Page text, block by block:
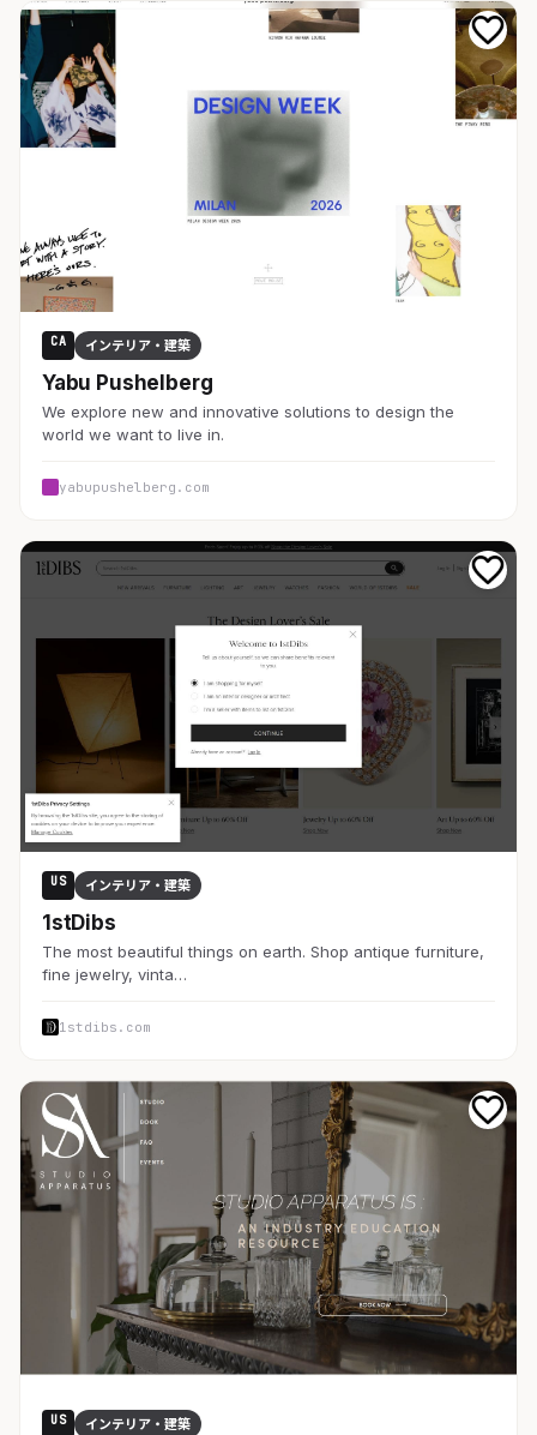
CA インテリア・建築
Yabu Pushelberg
We explore new and innovative solutions to design the
world we want to live in.
yabupushelberg.com
US インテリア・建築
1stDibs
The most beautiful things on earth. Shop antique furniture,
fine jewelry, vinta…
1stdibs.com
US インテリア・建築